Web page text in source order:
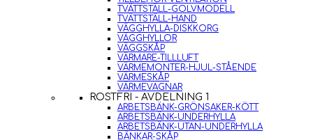
TVÄTTSTÄLL-GOLVMODELL
TVÄTTSTÄLL-HAND
VÄGGHYLLA-DISKKORG
VÄGGHYLLOR
VÄGGSKÅP
VÄRMARE-TILLLUFT
VÄRMEMONTER-HJUL-STÅENDE
VÄRMESKÅP
VÄRMEVAGNAR
ROSTFRI - AVDELNING 1
ARBETSBÄNK-GRÖNSAKER-KÖTT
ARBETSBÄNK-UNDERHYLLA
ARBETSBÄNK-UTAN-UNDERHYLLA
BÄNKAR-SKÅP